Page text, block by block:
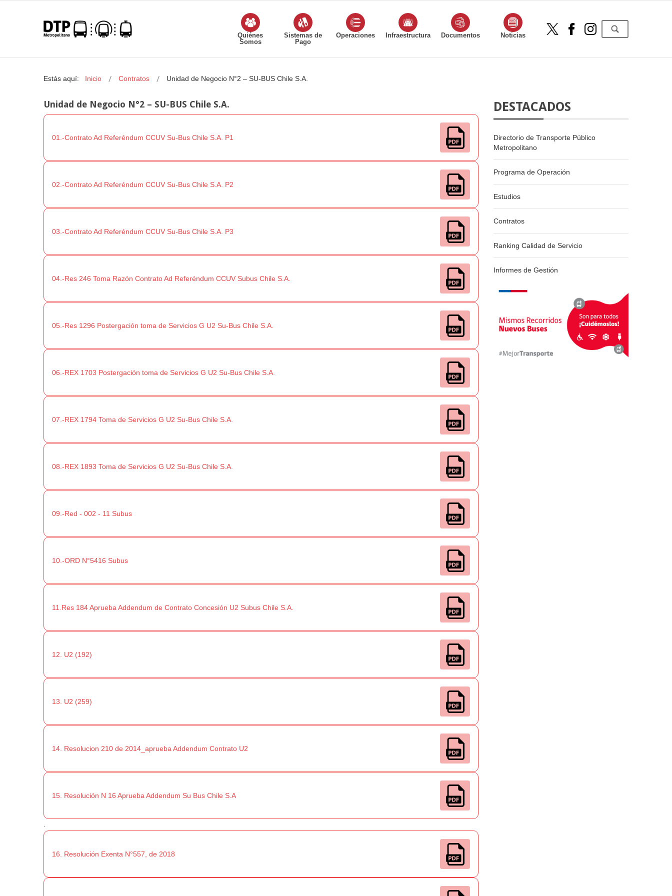
Quiénes
Somos
Sistemas de
Pago
Operaciones Infraestructura Documentos Noticias
Estás aquí: Inicio Contratos Unidad de Negocio N°2 – SU-BUS Chile S.A.
Unidad de Negocio N°2 – SU-BUS Chile S.A.
01.-Contrato Ad Referéndum CCUV Su-Bus Chile S.A. P1
02.-Contrato Ad Referéndum CCUV Su-Bus Chile S.A. P2
03.-Contrato Ad Referéndum CCUV Su-Bus Chile S.A. P3
04.-Res 246 Toma Razón Contrato Ad Referéndum CCUV Subus Chile S.A.
05.-Res 1296 Postergación toma de Servicios G U2 Su-Bus Chile S.A.
06.-REX 1703 Postergación toma de Servicios G U2 Su-Bus Chile S.A.
07.-REX 1794 Toma de Servicios G U2 Su-Bus Chile S.A.
08.-REX 1893 Toma de Servicios G U2 Su-Bus Chile S.A.
09.-Red - 002 - 11 Subus
10.-ORD N°5416 Subus
11.Res 184 Aprueba Addendum de Contrato Concesión U2 Subus Chile S.A.
12. U2 (192)
13. U2 (259)
14. Resolucion 210 de 2014_aprueba Addendum Contrato U2
15. Resolución N 16 Aprueba Addendum Su Bus Chile S.A
16. Resolución Exenta N°557, de 2018
DESTACADOS
Directorio de Transporte Público
Metropolitano
Programa de Operación
Estudios
Contratos
Ranking Calidad de Servicio
Informes de Gestión